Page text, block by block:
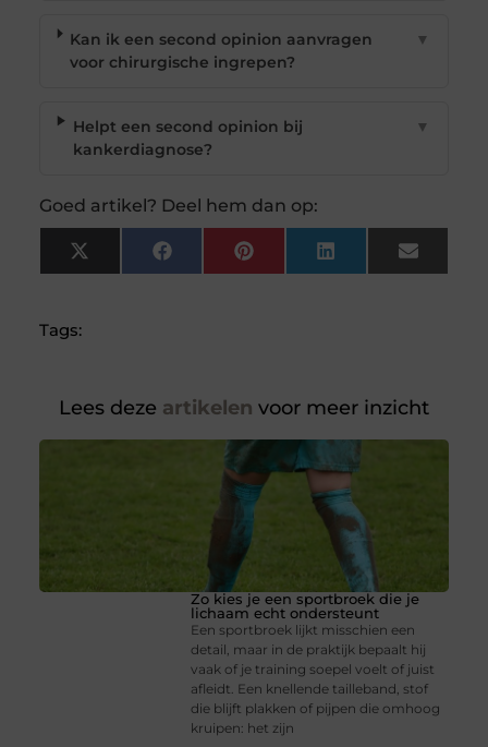
Kan ik een second opinion aanvragen
voor chirurgische ingrepen?
▼
Helpt een second opinion bij
kankerdiagnose?
▼
Goed artikel? Deel hem dan op:
X
(Twitter)
FacebookPinterest LinkedIn Email
Tags:
Lees deze artikelen voor meer inzicht
Zo kies je een sportbroek die je
lichaam echt ondersteunt
Een sportbroek lijkt misschien een
detail, maar in de praktijk bepaalt hij
vaak of je training soepel voelt of juist
afleidt. Een knellende tailleband, stof
die blijft plakken of pijpen die omhoog
kruipen: het zijn